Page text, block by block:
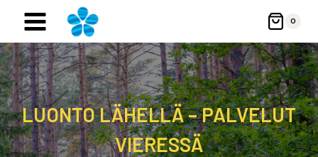
Siirry
sisältöön
0
LUONTO LÄHELLÄ – PALVELUT
VIERESSÄ